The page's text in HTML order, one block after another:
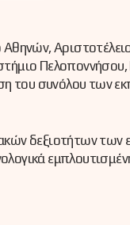
Πελοποννήσου,
του συνόλου των
δεξιοτήτων των